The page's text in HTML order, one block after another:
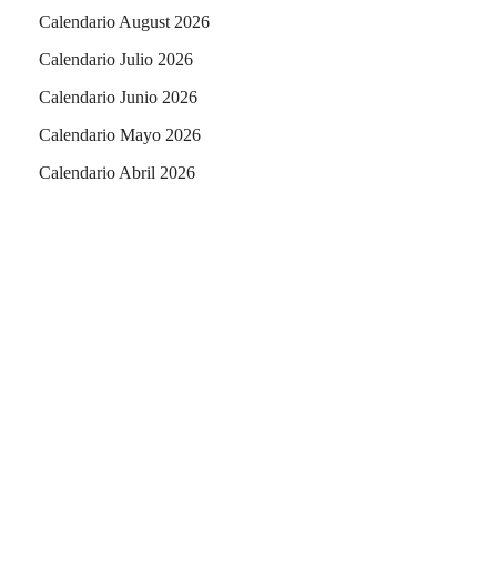
Calendario August 2026
Calendario Julio 2026
Calendario Junio 2026
Calendario Mayo 2026
Calendario Abril 2026